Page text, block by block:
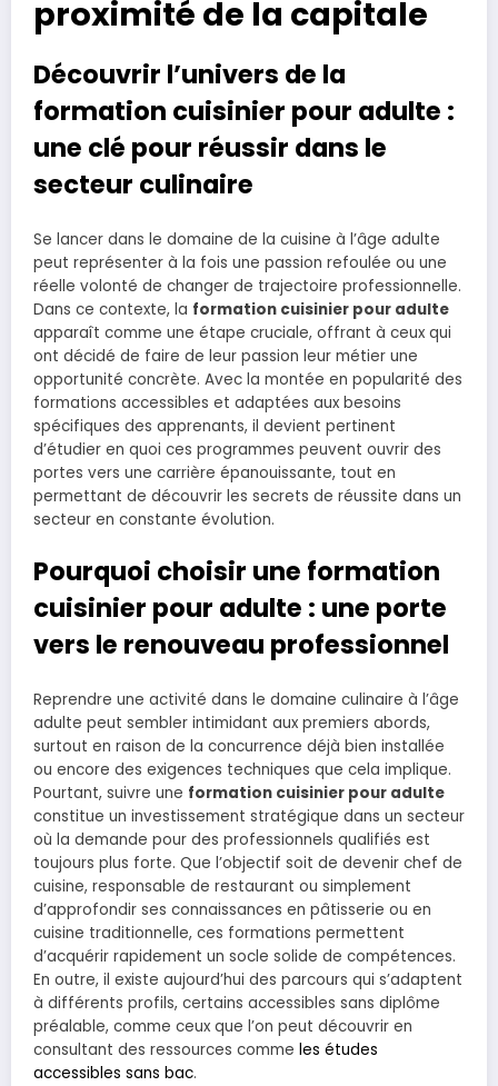
proximité de la capitale
Découvrir l’univers de la
formation cuisinier pour adulte :
une clé pour réussir dans le
secteur culinaire
Se lancer dans le domaine de la cuisine à l’âge adulte
peut représenter à la fois une passion refoulée ou une
réelle volonté de changer de trajectoire professionnelle.
Dans ce contexte, la formation cuisinier pour adulte
apparaît comme une étape cruciale, offrant à ceux qui
ont décidé de faire de leur passion leur métier une
opportunité concrète. Avec la montée en popularité des
formations accessibles et adaptées aux besoins
spécifiques des apprenants, il devient pertinent
d’étudier en quoi ces programmes peuvent ouvrir des
portes vers une carrière épanouissante, tout en
permettant de découvrir les secrets de réussite dans un
secteur en constante évolution.
Pourquoi choisir une formation
cuisinier pour adulte : une porte
vers le renouveau professionnel
Reprendre une activité dans le domaine culinaire à l’âge
adulte peut sembler intimidant aux premiers abords,
surtout en raison de la concurrence déjà bien installée
ou encore des exigences techniques que cela implique.
Pourtant, suivre une formation cuisinier pour adulte
constitue un investissement stratégique dans un secteur
où la demande pour des professionnels qualifiés est
toujours plus forte. Que l’objectif soit de devenir chef de
cuisine, responsable de restaurant ou simplement
d’approfondir ses connaissances en pâtisserie ou en
cuisine traditionnelle, ces formations permettent
d’acquérir rapidement un socle solide de compétences.
En outre, il existe aujourd’hui des parcours qui s’adaptent
à différents profils, certains accessibles sans diplôme
préalable, comme ceux que l’on peut découvrir en
consultant des ressources comme les études
accessibles sans bac.